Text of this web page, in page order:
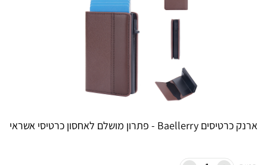
ארנק כרטיסים Baellerry - פתרון מושלם לאחסון כרטיסי אשראי